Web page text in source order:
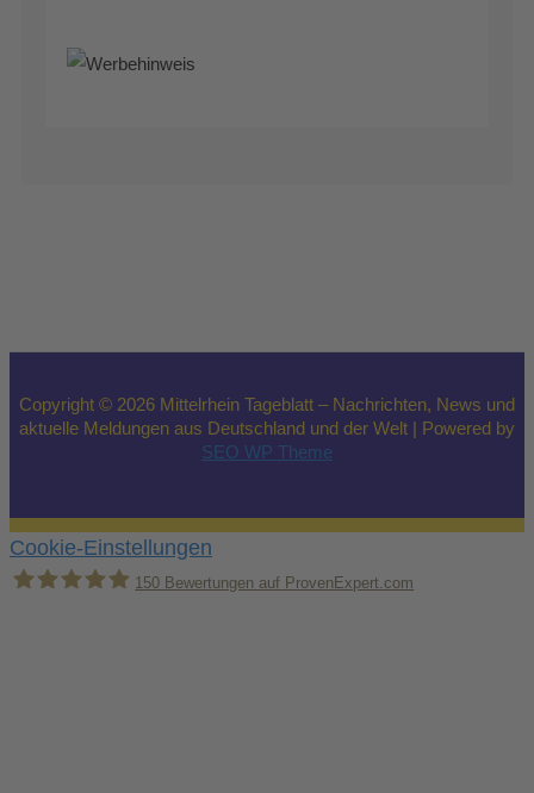
Copyright © 2026 Mittelrhein Tageblatt – Nachrichten, News und
aktuelle Meldungen aus Deutschland und der Welt | Powered by
SEO WP Theme
Cookie-Einstellungen
150 Bewertungen auf ProvenExpert.com